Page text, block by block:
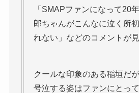
「SMAPファンになって20
郎ちゃんがこんなに泣く所
れない」などのコメントが見
クールな印象のある稲垣だ
号泣する姿はファンにとっ